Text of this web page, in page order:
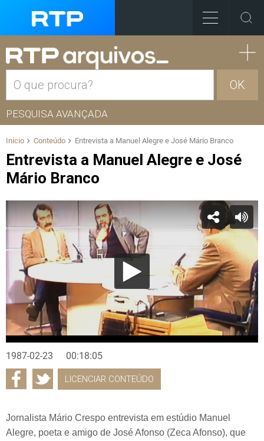
OK
PESQUISA AVANÇADA
Início Conteúdo Entrevista a Manuel Alegre e José Mário Branco
Entrevista a Manuel Alegre e José
Mário Branco
1987-02-23 00:18:05
LICENCIAR CONTEÚDO
Jornalista Mário Crespo entrevista em estúdio Manuel
Alegre, poeta e amigo de José Afonso (Zeca Afonso), que